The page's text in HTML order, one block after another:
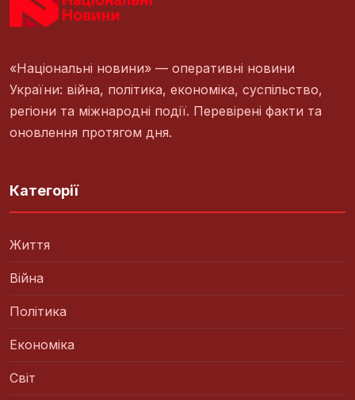
«Національні новини» — оперативні новини
України: війна, політика, економіка, суспільство,
регіони та міжнародні події. Перевірені факти та
оновлення протягом дня.
Категорії
Життя
Війна
Політика
Економіка
Світ